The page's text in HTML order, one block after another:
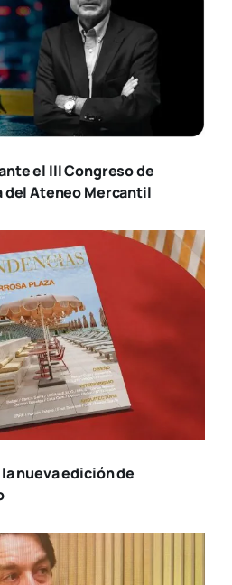
el III Congreso de
Ateneo Mercantil
nueva edición de